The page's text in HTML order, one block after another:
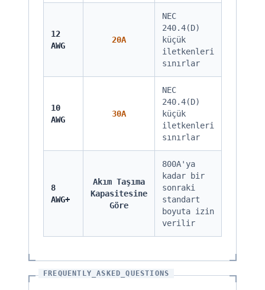
12
AWG
20A
NEC
240.4(D)
küçük
iletkenleri
sınırlar
10
AWG
30A
NEC
240.4(D)
küçük
iletkenleri
sınırlar
8
AWG+
Akım Taşıma
Kapasitesine
Göre
800A'ya
kadar bir
sonraki
standart
boyuta izin
verilir
FREQUENTLY_ASKED_QUESTIONS